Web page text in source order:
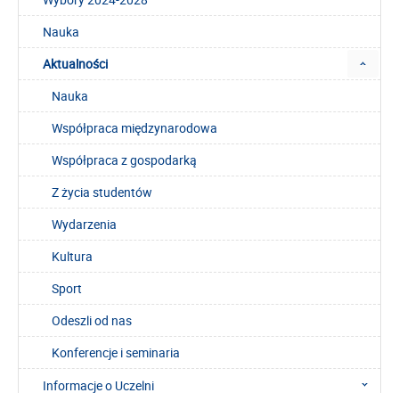
Nauka
Aktualności
Nauka
Współpraca międzynarodowa
Współpraca z gospodarką
Z życia studentów
Wydarzenia
Kultura
Sport
Odeszli od nas
Konferencje i seminaria
Informacje o Uczelni